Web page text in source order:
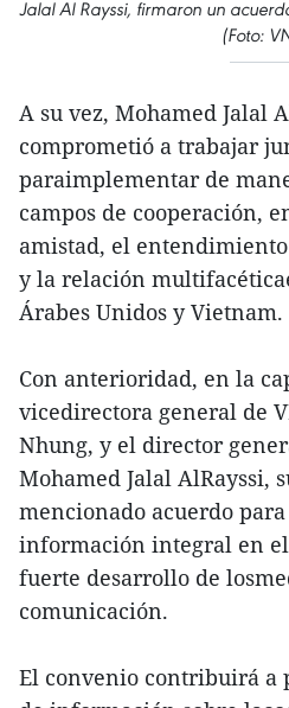
Jalal Al Rayssi, firmaron un
(Foto:
A su vez, Mohamed Jalal
comprometió a trabajar
paraimplementar de
campos de cooperación,
amistad, el
y la relación
Árabes Unidos y Vietnam.
Con anterioridad, en la
vicedirectora general de
Nhung, y el director
Mohamed Jalal AlRayssi,
mencionado acuerdo
información integral en
fuerte desarrollo de
comunicación.
El convenio contribuirá a